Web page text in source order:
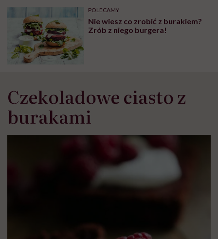
POLECAMY
Nie wiesz co zrobić z burakiem?
Zrób z niego burgera!
Czekoladowe ciasto z
burakami